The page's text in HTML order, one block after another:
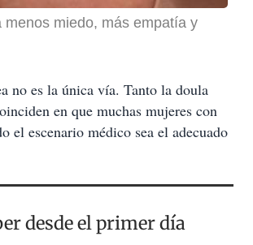
miedo, más empatía y
no es la única vía. Tanto la doula
en que muchas mujeres con
el escenario médico sea el adecuado
desde el primer día